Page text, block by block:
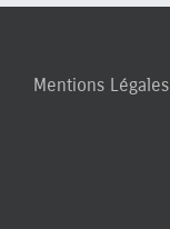
Mentions Légales